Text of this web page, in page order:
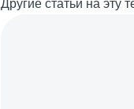
Другие статьи на эту